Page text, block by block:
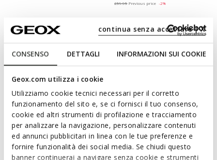
CONSENSO DETTAGLI INFORMAZIONI SUI COOKIE
Geox.com utilizza i cookie
Utilizziamo cookie tecnici necessari per il corretto
funzionamento del sito e, se ci fornisci il tuo consenso,
cookie ed altri strumenti di profilazione e tracciamento
per analizzare la navigazione, personalizzare contenuti
ed annunci pubblicitari in linea con le tue preferenze e
fornire funzionalità dei social media. Se chiudi questo
banner continuerai a navigare senza cookie e strumenti
continua senza accettare | X
£59.95 Previous price -2%
BLUE TOUCH
GXCP-01 WOMAN
Leather sneakers
FAST IN SYSTEM
SPHERICA PLUS WOMAN
Slip in sneakers